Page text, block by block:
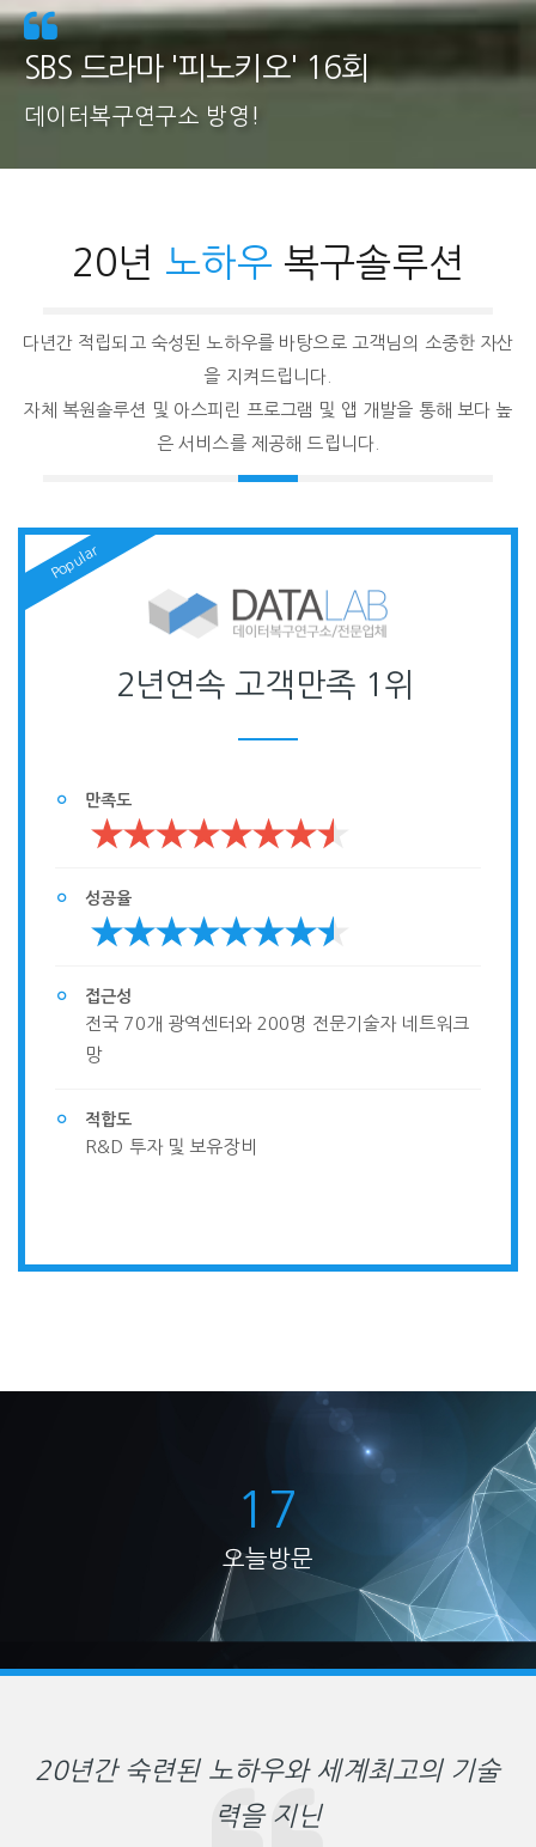
SBS 드라마 '피노키오' 16회
데이터복구연구소 방영!
20년 노하우 복구솔루션
다년간 적립되고 숙성된 노하우를 바탕으로 고객님의 소중한 자산
을 지켜드립니다.
자체 복원솔루션 및 아스피린 프로그램 및 앱 개발을 통해 보다 높
은 서비스를 제공해 드립니다.
2년연속 고객만족 1위
만족도
성공율
접근성
전국 70개 광역센터와 200명 전문기술자 네트워크
망
적합도
R&D 투자 및 보유장비
20
오늘방문
20년간 숙련된 노하우와 세계최고의 기술
력을 지닌